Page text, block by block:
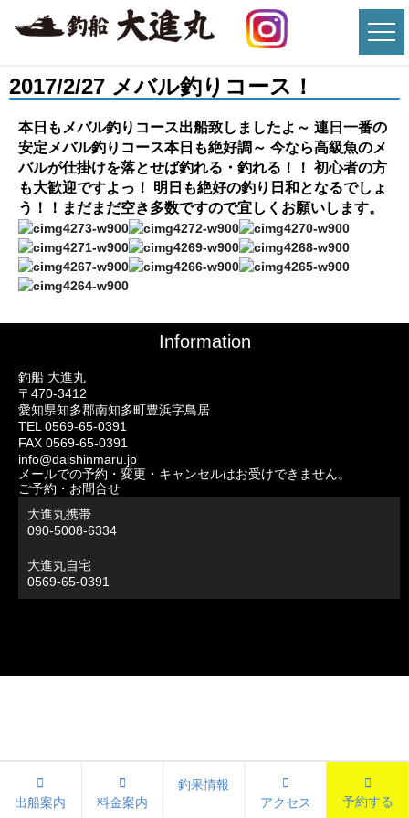
2017/2/27 メバル釣りコース！
本日もメバル釣りコース出船致しましたよ～ 連日一番の
安定メバル釣りコース本日も絶好調～ 今なら高級魚のメ
バルが仕掛けを落とせば釣れる・釣れる！！ 初心者の方
も大歓迎ですよっ！ 明日も絶好の釣り日和となるでしょ
う！！まだまだ空き多数ですので宜しくお願いします。
Information
釣船 大進丸
〒470-3412
愛知県知多郡南知多町豊浜字鳥居
TEL 0569-65-0391
FAX 0569-65-0391
info@daishinmaru.jp
メールでの予約・変更・キャンセルはお受けできません。
ご予約・お問合せ
大進丸携帯
090-5008-6334
大進丸自宅
0569-65-0391
出船案内 料金案内
釣果情報
アクセス
予約する